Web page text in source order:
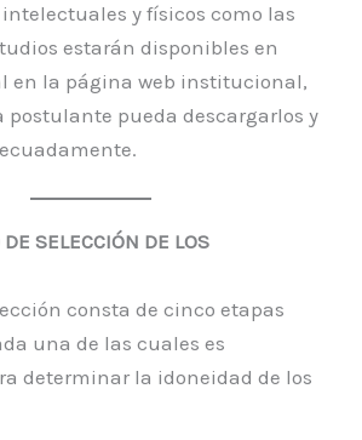
y físicos como las
estarán disponibles en
en la página web institucional,
postulante pueda descargarlos y
SELECCIÓN DE LOS
consta de cinco etapas
una de las cuales es
determinar la idoneidad de los